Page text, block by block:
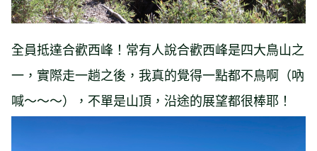
全員抵達合歡西峰！常有人說合歡西峰是四大鳥山之
一，實際走一趟之後，我真的覺得一點都不鳥啊（吶
喊～～～），不單是山頂，沿途的展望都很棒耶！